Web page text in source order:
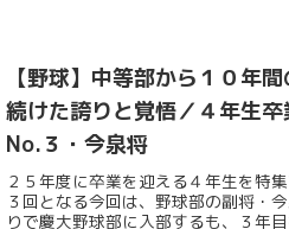
【野球】中等部から１０年
続けた誇りと覚悟／４年生
No.３・今泉将
２５年度に卒業を迎える４年生を特
３回となる今回は、野球部の副将・
りで慶大野球部に入部するも、３年